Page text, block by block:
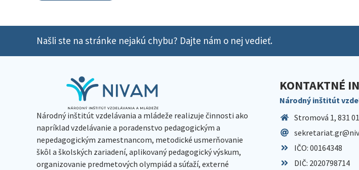
Našli ste na stránke nejakú chybu? Dajte nám o nej vedieť.
Národný inštitút vzdelávania a mládeže realizuje činnosti ako
napríklad vzdelávanie a poradenstvo pedagogickým a
nepedagogickým zamestnancom, metodické usmerňovanie
škôl a školských zariadení, aplikovaný pedagogický výskum,
organizovanie predmetových olympiád a súťaží, externé
KONTAKTNÉ
Národný inštitút
Stromová 1, 831
IČO: 00164348
DIČ: 2020798714